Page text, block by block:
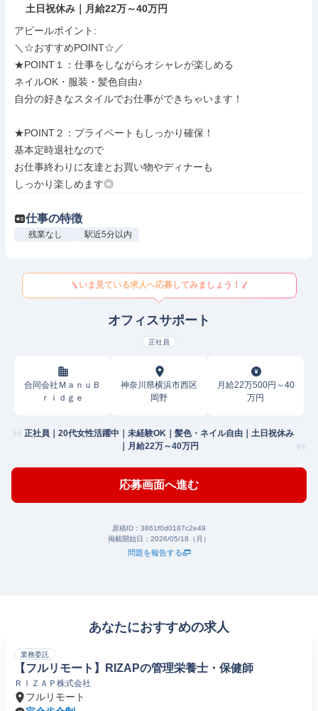
土日祝休み｜月給22万～40万円
アピールポイント:
＼☆おすすめPOINT☆／
★POINT１：仕事をしながらオシャレが楽しめる
ネイルOK・服装・髪色自由♪
自分の好きなスタイルでお仕事ができちゃいます！
★POINT２：プライベートもしっかり確保！
基本定時退社なので
お仕事終わりに友達とお買い物やディナーも
しっかり楽しめます◎
仕事の特徴
残業なし 駅近5分以内
いま見ている求人へ応募してみましょう！
オフィスサポート
正社員
合同会社ＭａｎｕＢ
ｒｉｄｇｅ
神奈川県横浜市西区
岡野
月給22万500円～40
万円
正社員｜20代女性活躍中｜未経験OK｜髪色・ネイル自由｜土日祝休み
｜月給22万～40万円
応募画面へ進む
原稿ID： 3861f0d0187c2e49
掲載開始日： 2026/05/18（月）
問題を報告する
あなたにおすすめの求人
業務委託
【フルリモート】RIZAPの管理栄養士・保健師
ＲＩＺＡＰ株式会社
フルリモート